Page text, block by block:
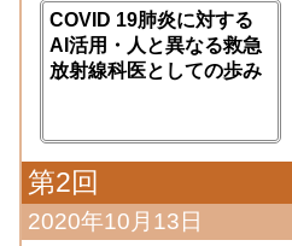
COVID 19肺炎に対する
AI活用・人と異なる救急
放射線科医としての歩み
第2回
2020年10月13日